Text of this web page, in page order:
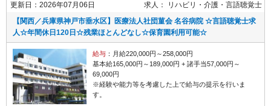
更新日：2026年07月06日 求人： リハビリ・介護
言語聴覚士
【関西／兵庫県神戸市垂水区】医療法人社団菫会 名谷病院 ☆言語聴覚士求
人☆年間休日120日☆残業ほとんどなし☆保育園利用可能☆
給与：月給220,000円～258,000円
基本給165,000円～189,000円 + 諸手当57,000円～
69,000円
※経験や能力等を考慮した上で給与の提示を行いま
す。